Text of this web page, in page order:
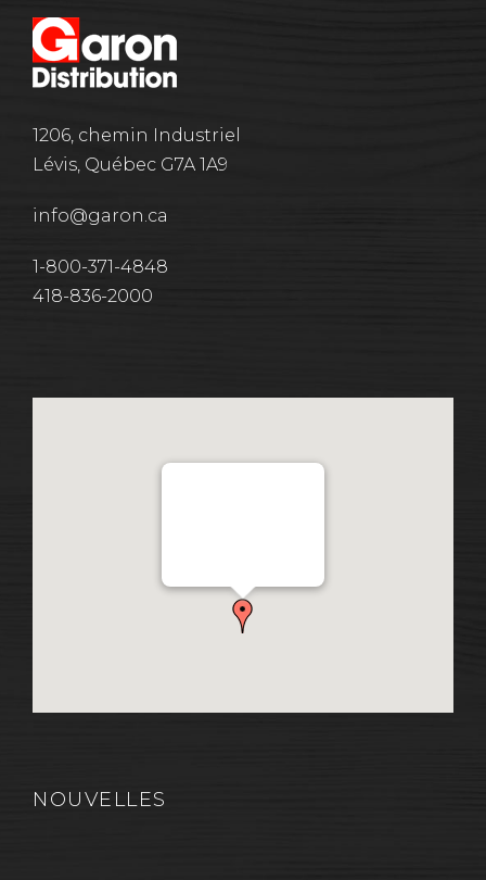
1206, chemin Industriel
Lévis, Québec G7A 1A9
info@garon.ca
1-800-371-4848
418-836-2000
NOUVELLES